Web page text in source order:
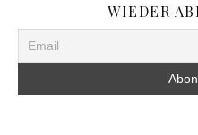
WIEDER